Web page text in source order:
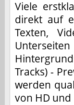
Viele
direkt auf
Texten,
Tracks) -
werden
von HD und